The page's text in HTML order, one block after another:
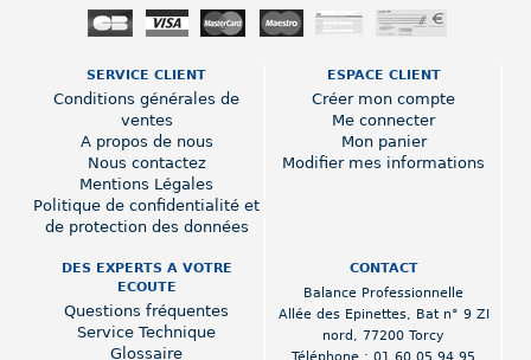
SERVICE CLIENT
Conditions générales de
ventes
A propos de nous
Nous contactez
Mentions Légales
Politique de confidentialité et
de protection des données
ESPACE CLIENT
Créer mon compte
Me connecter
Mon panier
Modifier mes informations
DES EXPERTS A VOTRE
ECOUTE
Questions fréquentes
Service Technique
Glossaire
CONTACT
Balance Professionnelle
Allée des Epinettes, Bat n° 9 ZI
nord , 77200 Torcy